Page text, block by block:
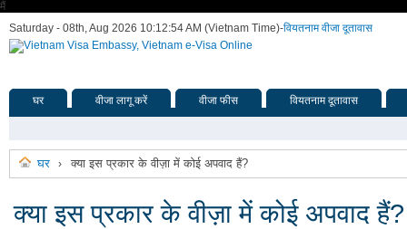
मैं
Saturday - 08th, Aug 2026 10:12:54 AM (Vietnam Time)-वियतनाम वीजा दूतावास
घर वीजा लागू करें वीजा फीस वियतनाम दूतावास
घर › क्या इस प्रकार के वीज़ा में कोई अपवाद हैं?
क्या इस प्रकार के वीज़ा में कोई अपवाद हैं?